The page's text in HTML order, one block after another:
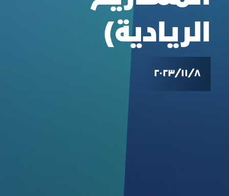
الريادية)
٨‏/١١‏/٢٠٢٣